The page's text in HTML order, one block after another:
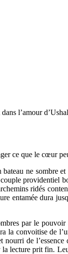
l’amour
ce que le cœur
ne sombre
providentiel
ridés
entamée dura
par le
convoitise de
de l’essence
lecture prit fin.